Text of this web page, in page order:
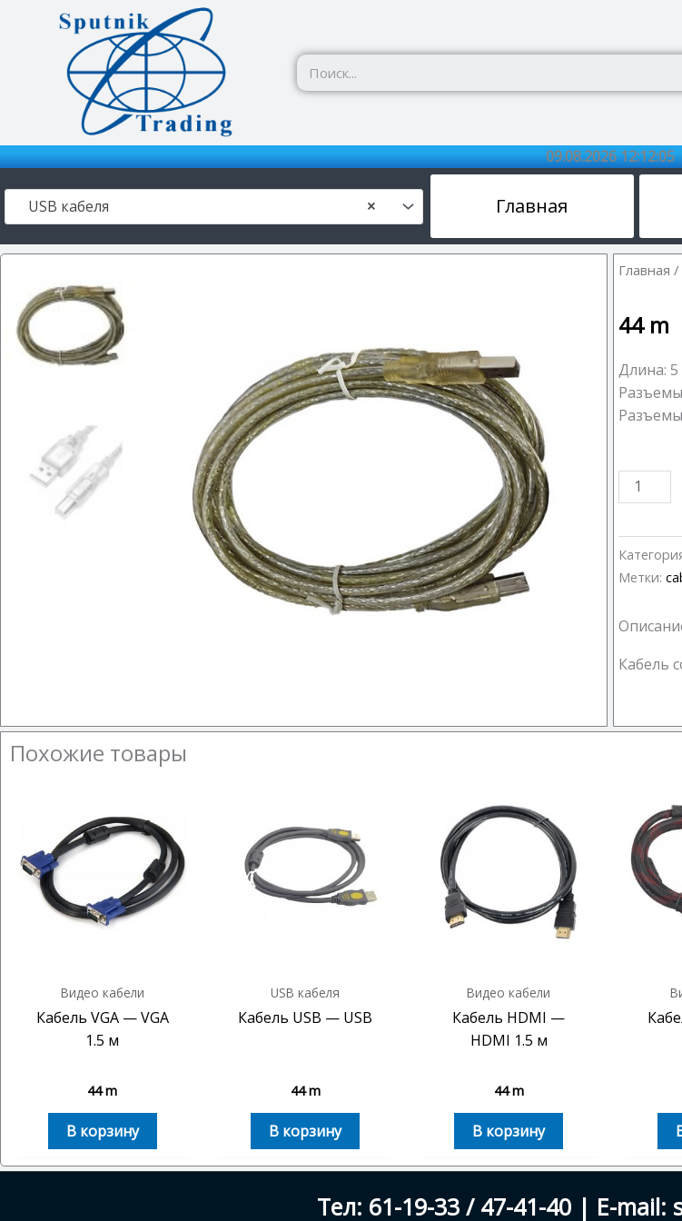
Перейти
содержимому
09.08.2026 12:12:05
×
USB кабеля Главная
Главная /
44 m
Длина:
товара
кабель
для
5
Метки:
Кабель
Похожие товары
Видео кабели
Кабель VGA — VGA
1.5 м
44m
В корзину
USB кабеля
Кабель USB — USB
44m
В корзину
Видео кабели
Кабель HDMI —
HDMI 1.5 м
44m
В корзину
Тел: 61-19-33 / 47-41-40 | E-mail: